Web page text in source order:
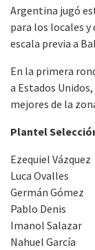
Argentina jugó
para los locales y
escala previa a
En la primera
a Estados
mejores de la
Plantel
Ezequiel Vázquez
Luca Ovalles
Germán Gómez
Pablo Denis
Imanol Salazar
Nahuel García